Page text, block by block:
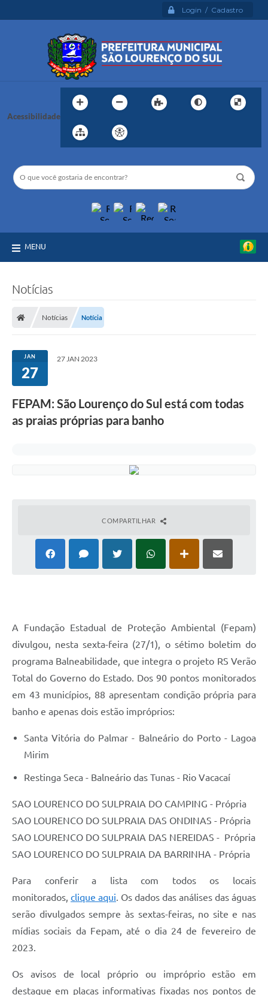
Login / Cadastro
Acessibilidade
MENU
Notícias
Notícias Notícia
JAN
27
27 JAN 2023
FEPAM: São Lourenço do Sul está com todas
as praias próprias para banho
COMPARTILHAR
A Fundação Estadual de Proteção Ambiental (Fepam)
divulgou, nesta sexta-feira (27/1), o sétimo boletim do
programa Balneabilidade, que integra o projeto RS Verão
Total do Governo do Estado. Dos 90 pontos monitorados
em 43 municípios, 88 apresentam condição própria para
banho e apenas dois estão impróprios:
Santa Vitória do Palmar - Balneário do Porto - Lagoa
Mirim
Restinga Seca - Balneário das Tunas - Rio Vacacaí
SAO LOURENCO DO SULPRAIA DO CAMPING - Própria
SAO LOURENCO DO SULPRAIA DAS ONDINAS - Própria
SAO LOURENCO DO SULPRAIA DAS NEREIDAS - Própria
SAO LOURENCO DO SULPRAIA DA BARRINHA - Própria
Para conferir a lista com todos os locais
monitorados, clique aqui. Os dados das análises das águas
serão divulgados sempre às sextas-feiras, no site e nas
mídias sociais da Fepam, até o dia 24 de fevereiro de
2023.
Os avisos de local próprio ou impróprio estão em
destaque em placas informativas fixadas nos pontos de